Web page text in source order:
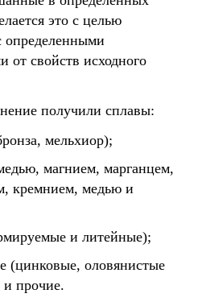
это с целью
определенными
от свойств исходного
получили сплавы:
мельхиор);
магнием, марганцем,
кремнием, медью и
и литейные);
(цинковые, оловянистые
прочие.